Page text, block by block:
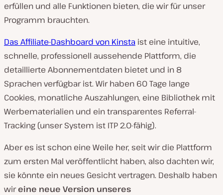
erfüllen und alle Funktionen bieten, die wir für unser
Programm brauchten.
Das Affiliate-Dashboard von Kinsta ist eine intuitive,
schnelle, professionell aussehende Plattform, die
detaillierte Abonnementdaten bietet und in 8
Sprachen verfügbar ist. Wir haben 60 Tage lange
Cookies, monatliche Auszahlungen, eine Bibliothek mit
Werbematerialien und ein transparentes Referral-
Tracking (unser System ist ITP 2.0-fähig).
Aber es ist schon eine Weile her, seit wir die Plattform
zum ersten Mal veröffentlicht haben, also dachten wir,
sie könnte ein neues Gesicht vertragen. Deshalb haben
wireine neue Version unseres